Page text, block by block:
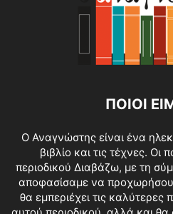
ΠΟΙΟΙ
O Αναγνώστης είναι ένα
βιβλίο και τις τέχνες. Οι
περιοδικού Διαβάζω, με τη
αποφασίσαμε να
θα εμπεριέχει τις καλύτερες